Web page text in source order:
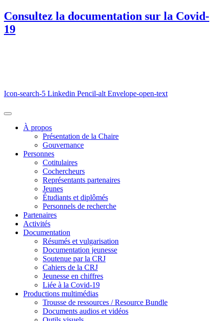
Consultez la documentation sur la Covid-
19
Icon-search-5 Linkedin Pencil-alt Envelope-open-text
À propos
Présentation de la Chaire
Gouvernance
Personnes
Cotitulaires
Cochercheurs
Représentants partenaires
Jeunes
Étudiants et diplômés
Personnels de recherche
Partenaires
Activités
Documentation
Résumés et vulgarisation
Documentation jeunesse
Soutenue par la CRJ
Cahiers de la CRJ
Jeunesse en chiffres
Liée à la Covid-19
Productions multimédias
Trousse de ressources / Resource Bundle
Documents audios et vidéos